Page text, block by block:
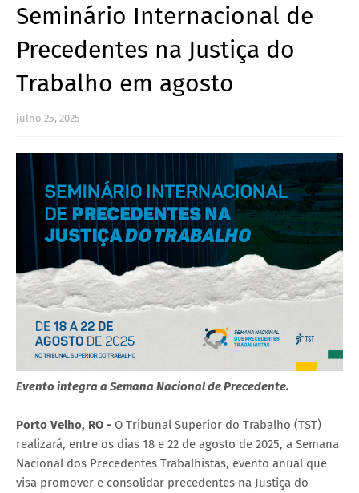
Seminário Internacional de
Precedentes na Justiça do
Trabalho em agosto
julho 25, 2025
Evento integra a Semana Nacional de Precedente.
Porto Velho, RO - O Tribunal Superior do Trabalho (TST)
realizará, entre os dias 18 e 22 de agosto de 2025, a Semana
Nacional dos Precedentes Trabalhistas, evento anual que
visa promover e consolidar precedentes na Justiça do